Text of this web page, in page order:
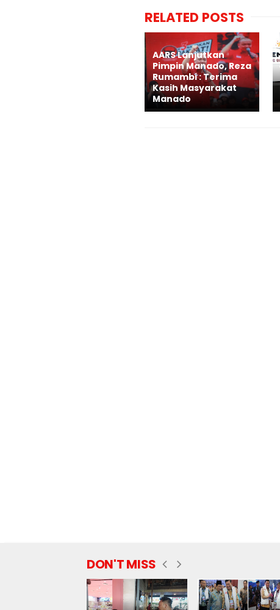
RELATED POSTS
AARS Lanjutkan
Pimpin Manado, Reza
Rumambi : Terima
Kasih Masyarakat
Manado
DON'T MISS